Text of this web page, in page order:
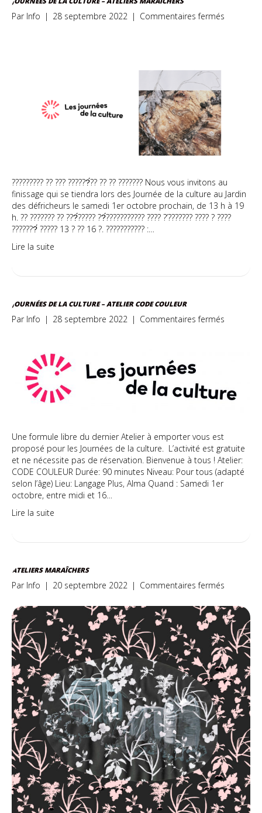
Par Info | 28 septembre 2022 | Commentaires fermés
????????? ?? ??? ??????́?? ?? ?? ??????? Nous vous invitons au
finissage qui se tiendra lors des Journée de la culture au Jardin
des défricheurs le samedi 1er octobre prochain, de 13 h à 19
h. ?? ??????? ?? ???́????? ??́??????????? ???? ?’??????? ???? ? ????
???????́ ????? 13 ? ?? 16 ?. ??????????? :…
Lire la suite
JOURNÉES DE LA CULTURE – ATELIER CODE COULEUR
Par Info | 28 septembre 2022 | Commentaires fermés
Atelier
CODE
Une formule libre du dernier Atelier à emporter vous est
proposé pour les Journées de la culture. L’activité est gratuite
et ne nécessite pas de réservation. Bienvenue à tous ! Atelier:
CODE COULEUR Durée: 90 minutes Niveau: Pour tous (adapté
selon l’âge) Lieu: Langage Plus, Alma Quand : Samedi 1er
octobre, entre midi et 16…
Lire la suite
ATELIERS MARAÎCHERS
Par Info | 20 septembre 2022 | Commentaires fermés